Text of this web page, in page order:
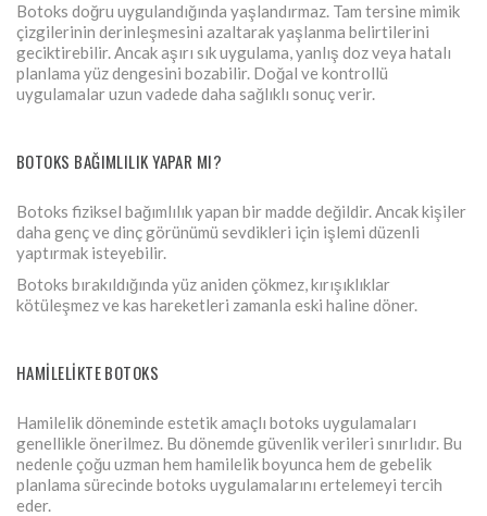
Botoks doğru uygulandığında yaşlandırmaz. Tam tersine mimik
çizgilerinin derinleşmesini azaltarak yaşlanma belirtilerini
geciktirebilir. Ancak aşırı sık uygulama, yanlış doz veya hatalı
planlama yüz dengesini bozabilir. Doğal ve kontrollü
uygulamalar uzun vadede daha sağlıklı sonuç verir.
BOTOKS BAĞIMLILIK YAPAR MI?
Botoks fiziksel bağımlılık yapan bir madde değildir. Ancak kişiler
daha genç ve dinç görünümü sevdikleri için işlemi düzenli
yaptırmak isteyebilir.
Botoks bırakıldığında yüz aniden çökmez, kırışıklıklar
kötüleşmez ve kas hareketleri zamanla eski haline döner.
HAMILELIKTE BOTOKS
Hamilelik döneminde estetik amaçlı botoks uygulamaları
genellikle önerilmez. Bu dönemde güvenlik verileri sınırlıdır. Bu
nedenle çoğu uzman hem hamilelik boyunca hem de gebelik
planlama sürecinde botoks uygulamalarını ertelemeyi tercih
eder.